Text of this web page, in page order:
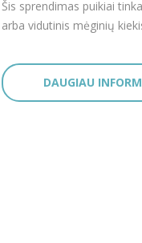
Šis sprendimas puikiai
arba vidutinis mėginių
DAUGIAU